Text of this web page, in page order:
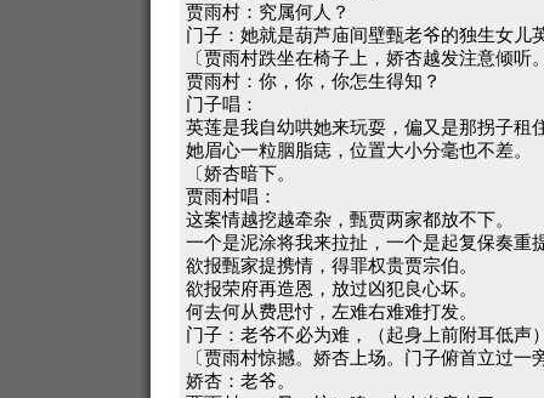
贾雨村：究属何人？
门子：她就是葫芦庙间壁甄老爷的独生女儿
〔贾雨村跌坐在椅子上，娇杏越发注意倾听
贾雨村：你，你，你怎生得知？
门子唱：
英莲是我自幼哄她来玩耍，偏又是那拐子租
她眉心一粒胭脂痣，位置大小分毫也不差。
〔娇杏暗下。
贾雨村唱：
这案情越挖越牵杂，甄贾两家都放不下。
一个是泥涂将我来拉扯，一个是起复保奏重
欲报甄家提携情，得罪权贵贾宗伯。
欲报荣府再造恩，放过凶犯良心坏。
何去何从费思忖，左难右难难打发。
门子：老爷不必为难，（起身上前附耳低
〔贾雨村惊撼。娇杏上场。门子俯首立过一
娇杏：老爷。